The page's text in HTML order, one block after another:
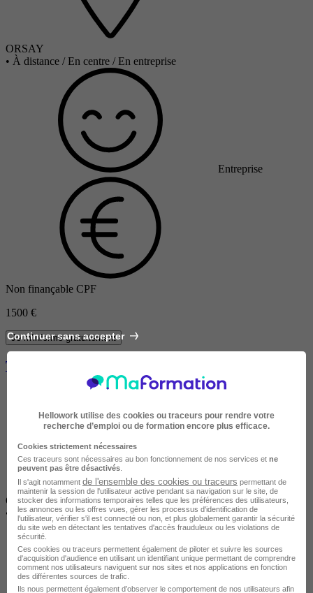
ORSAY
• À distance / En centre / En entreprise
Entreprise
Non finançable CPF
1500 €
Je m'informe gratuitement
Transition C++20
ORSAY
•
À distance / En centre / En entreprise
Continuer sans accepter
Hellowork utilise des cookies ou traceurs pour rendre votre
recherche d’emploi ou de formation encore plus efficace.
Cookies strictement nécessaires
Ces traceurs sont nécessaires au bon fonctionnement de nos services et ne
peuvent pas être désactivés
Il s'agit notamment de l'ensemble des cookies ou traceurs permettant de
maintenir la session de l'utilisateur active pendant sa navigation sur le site, de
stocker des informations temporaires telles que les préférences des utilisateurs,
les annonces ou les offres vues, gérer les processus d'identification de
l'utilisateur, vérifier s'il est connecté ou non, et plus globalement garantir la sécurité
du site web en détectant les tentatives d'accès frauduleux ou les violations de
sécurité.
Ces cookies ou traceurs permettent également de piloter et suivre les sources
d'acquisition d'audience en utilisant un identifiant unique permettant de comprendre
comment nos utilisateurs naviguent sur nos sites et nos applications en fonction
des différentes sources de trafic.
Ils nous permettent également d’observer le comportement de nos utilisateurs afin